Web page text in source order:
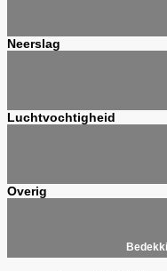
Neerslag
Luchtvochtigheid
Overig